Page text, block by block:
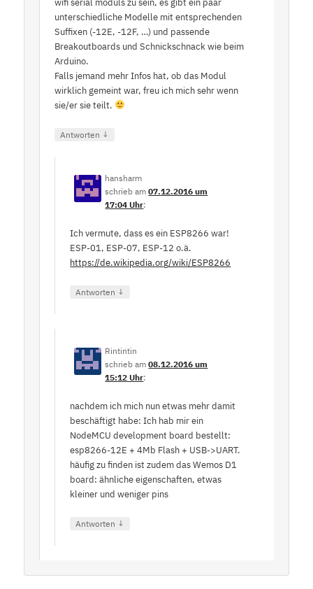
unterschiedliche Modelle mit entsprechenden
Suffixen (-12E, -12F, …) und passende
Breakoutboards und Schnickschnack wie beim
Arduino.
Falls jemand mehr Infos hat, ob das Modul
wirklich gemeint war, freu ich mich sehr wenn
sie/er sie teilt.
Antworten ↓
hansharm
schrieb am07.12.2016 um
17:04 Uhr:
Ich vermute, dass es ein ESP8266 war!
ESP-01, ESP-07, ESP-12 o.ä.
https://de.wikipedia.org/wiki/ESP8266
Antworten ↓
Rintintin
schrieb am08.12.2016 um
15:12 Uhr:
nachdem ich mich nun etwas mehr damit
beschäftigt habe: Ich hab mir ein
NodeMCU development board bestellt:
esp8266-12E + 4Mb Flash + USB->UART.
häufig zu finden ist zudem das Wemos D1
board: ähnliche eigenschaften, etwas
kleiner und weniger pins
Antworten ↓